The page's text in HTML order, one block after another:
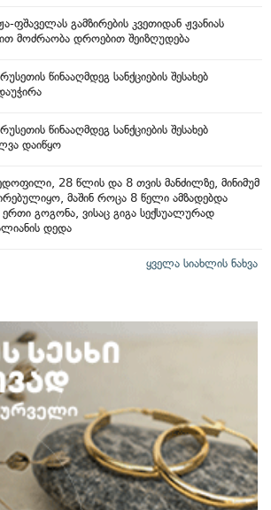
ფშაველას გამზირების კვეთიდან ჟვანიას
მოძრაობა დროებით შეიზღუდება
წინააღმდეგ სანქციების შესახებ
წინააღმდეგ სანქციების შესახებ
დაიწყო
28 წლის და 8 თვის მანძილზე, მინიმუმ
მაშინ როცა 8 წელი ამზადებდა
გოგონა, ვისაც გიგა სექსუალურად
დედა
ყველა სიახლის ნახვა